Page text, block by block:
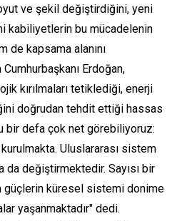
ve şekil değiştirdiğini, yeni
kabiliyetlerin bu mücadelenin
de kapsama alanını
Erdoğan,
kırılmaları tetiklediği, enerji
doğrudan tehdit ettiği hassas
bir defa çok net görebiliyoruz:
Uluslararası sistem
da değiştirmektedir. Sayısı bir
güçlerin küresel sistemi donime
yaşanmaktadır" dedi.